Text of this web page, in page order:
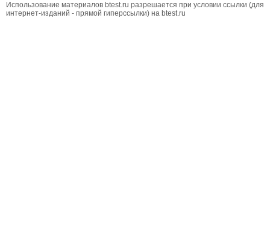
Использование материалов btest.ru разрешается при условии ссылки (для
интернет-изданий - прямой гиперссылки) на btest.ru